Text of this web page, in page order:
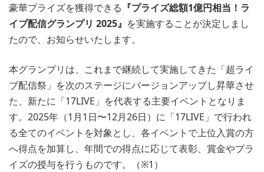
豪華プライズを獲得できる 『プライズ総額1億円相当！ラ
イブ配信グランプリ 2025』 を実施することが決定しまし
たので、お知らせいたします。
本グランプリは、これまで継続して実施してきた「超ライ
ブ配信祭」を次のステージにバージョンアップし昇華させ
た、新たに「17LIVE」を代表する主要イベントとなりま
す。2025年（1月1日〜12月26日）に「17LIVE」で行われ
る全てのイベントを対象とし、各イベントで上位入賞の方
へ得点を加算し、年間での得点に応じて表彰、賞金やプラ
イズの授与を行うものです。（※1）